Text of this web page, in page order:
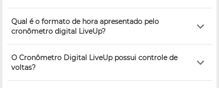
Qual é o formato de hora apresentado pelo
cronômetro digital LiveUp?
O Cronômetro Digital LiveUp possui controle de
voltas?